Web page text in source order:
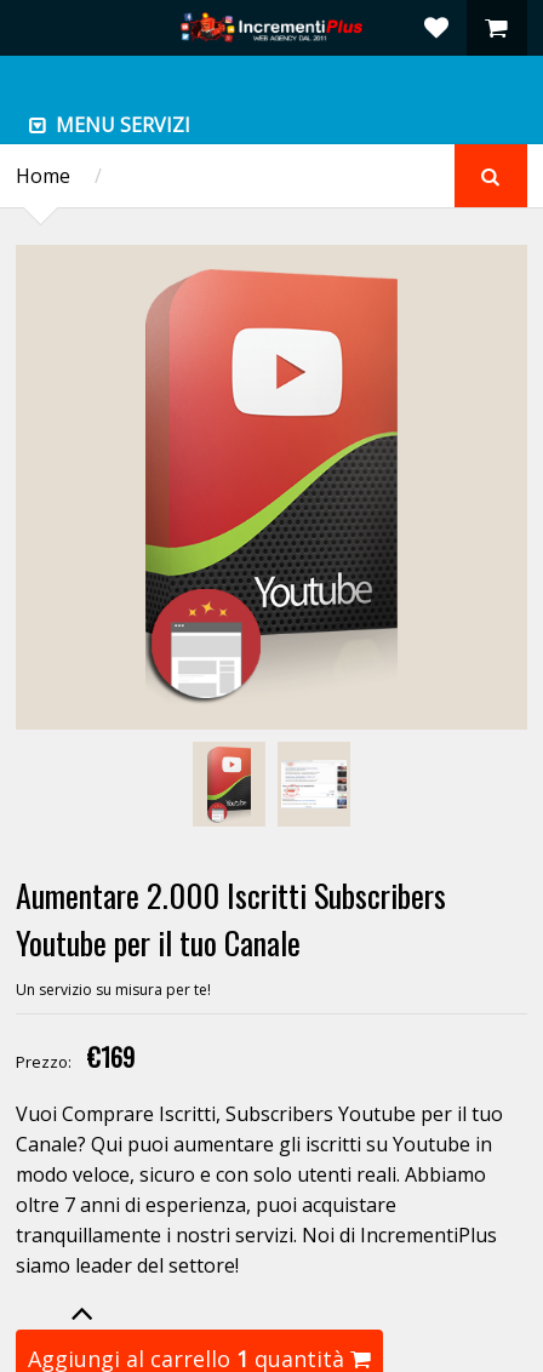
MENU SERVIZI
Home
/
Aumentare 2.000 Iscritti Subscribers
Youtube per il tuo Canale
Un servizio su misura per te!
Prezzo: €169
Vuoi Comprare Iscritti, Subscribers Youtube per il tuo
Canale? Qui puoi aumentare gli iscritti su Youtube in
modo veloce, sicuro e con solo utenti reali. Abbiamo
oltre 7 anni di esperienza, puoi acquistare
tranquillamente i nostri servizi. Noi di IncrementiPlus
siamo leader del settore!
Aggiungi al carrello 1 quantità